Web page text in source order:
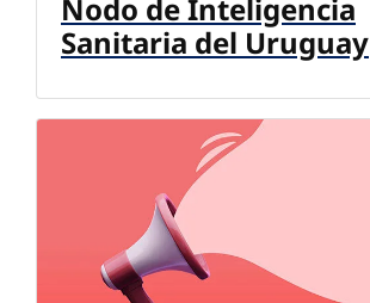
Nodo de Inteligencia
Sanitaria del Uruguay